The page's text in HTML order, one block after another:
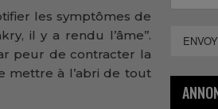
les symptômes de
il y a rendu l’âme’’.
peur de contracter la
mettre à l’abri de tout